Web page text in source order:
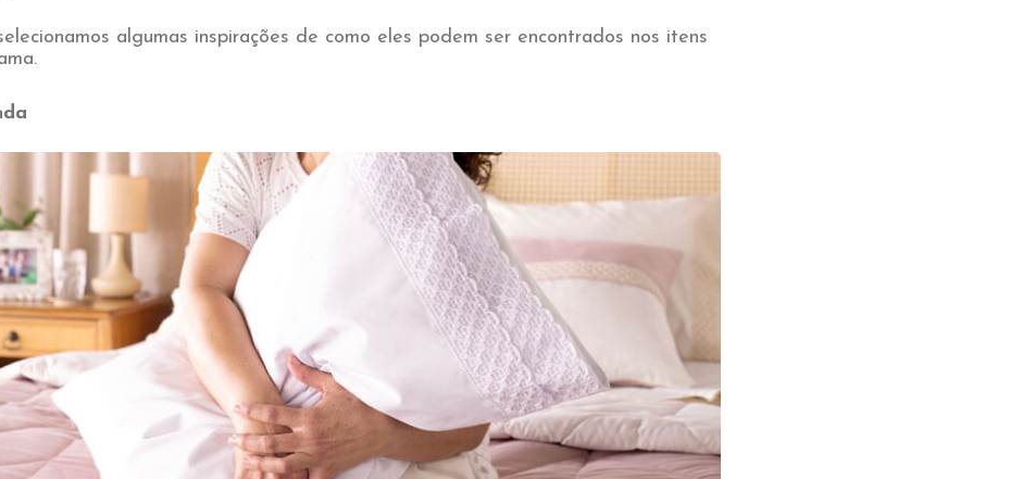
algumas inspirações de como eles podem ser encontrados nos itens